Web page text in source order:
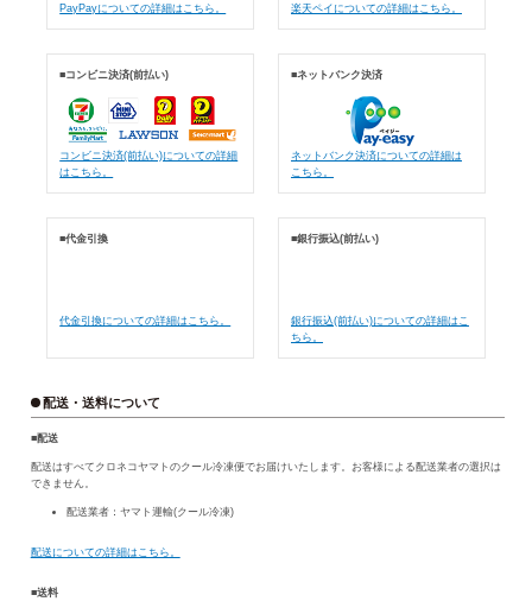
PayPayについての詳細はこちら。 楽天ペイについての詳細はこちら。
■コンビニ決済(前払い)
コンビニ決済(前払い)についての詳細
はこちら。
■ネットバンク決済
ネットバンク決済についての詳細は
こちら。
■代金引換
代金引換についての詳細はこちら。
■銀行振込(前払い)
銀行振込(前払い)についての詳細はこ
ちら。
配送・送料について
■配送
配送はすべてクロネコヤマトのクール冷凍便でお届けいたします。お客様による配送業者の選択は
できません。
配送業者：ヤマト運輸(クール冷凍)
配送についての詳細はこちら。
■送料